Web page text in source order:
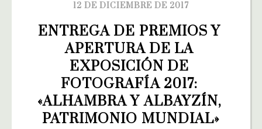
12 DE DICIEMBRE DE 2017
ENTREGA DE PREMIOS Y
APERTURA DE LA
EXPOSICIÓN DE
FOTOGRAFÍA 2017:
«ALHAMBRA Y ALBAYZÍN,
PATRIMONIO MUNDIAL»